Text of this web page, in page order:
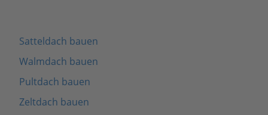
Satteldach bauen
Walmdach bauen
Pultdach bauen
Zeltdach bauen